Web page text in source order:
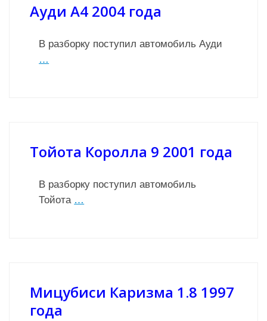
Ауди А4 2004 года
В разборку поступил автомобиль Ауди
…
Тойота Королла 9 2001 года
В разборку поступил автомобиль
Тойота …
Мицубиси Каризма 1.8 1997
года